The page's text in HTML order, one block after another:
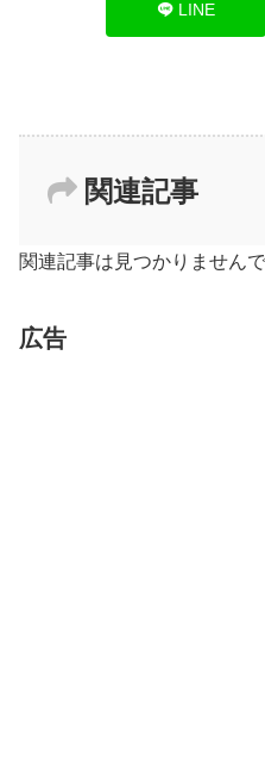
LINE
関連記事
関連記事は見つかりませんで
広告